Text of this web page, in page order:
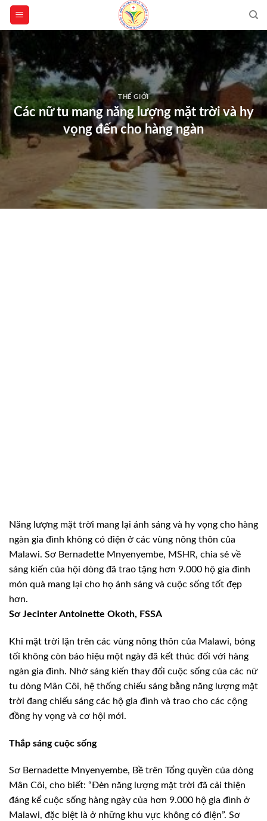
Skip
content
THẾ GIỚI
Các nữ tu mang năng lượng mặt trời và hy
vọng đến cho hàng ngàn
Năng lượng mặt trời mang lại ánh sáng và hy vọng cho hàng
ngàn gia đình không có điện ở các vùng nông thôn của
Malawi. Sơ Bernadette Mnyenyembe, MSHR, chia sẻ về
sáng kiến của hội dòng đã trao tặng hơn 9.000 hộ gia đình
món quà mang lại cho họ ánh sáng và cuộc sống tốt đẹp
hơn.
Sơ Jecinter Antoinette Okoth, FSSA
Khi mặt trời lặn trên các vùng nông thôn của Malawi, bóng
tối không còn báo hiệu một ngày đã kết thúc đối với hàng
ngàn gia đình. Nhờ sáng kiến ​​thay đổi cuộc sống của các nữ
tu dòng Mân Côi, hệ thống chiếu sáng bằng năng lượng mặt
trời đang chiếu sáng các hộ gia đình và trao cho các cộng
đồng hy vọng và cơ hội mới.
Thắp sáng cuộc sống
Sơ Bernadette Mnyenyembe, Bề trên Tổng quyền của dòng
Mân Côi, cho biết: “Đèn năng lượng mặt trời đã cải thiện
đáng kể cuộc sống hàng ngày của hơn 9.000 hộ gia đình ở
Malawi, đặc biệt là ở những khu vực không có điện”. Sơ